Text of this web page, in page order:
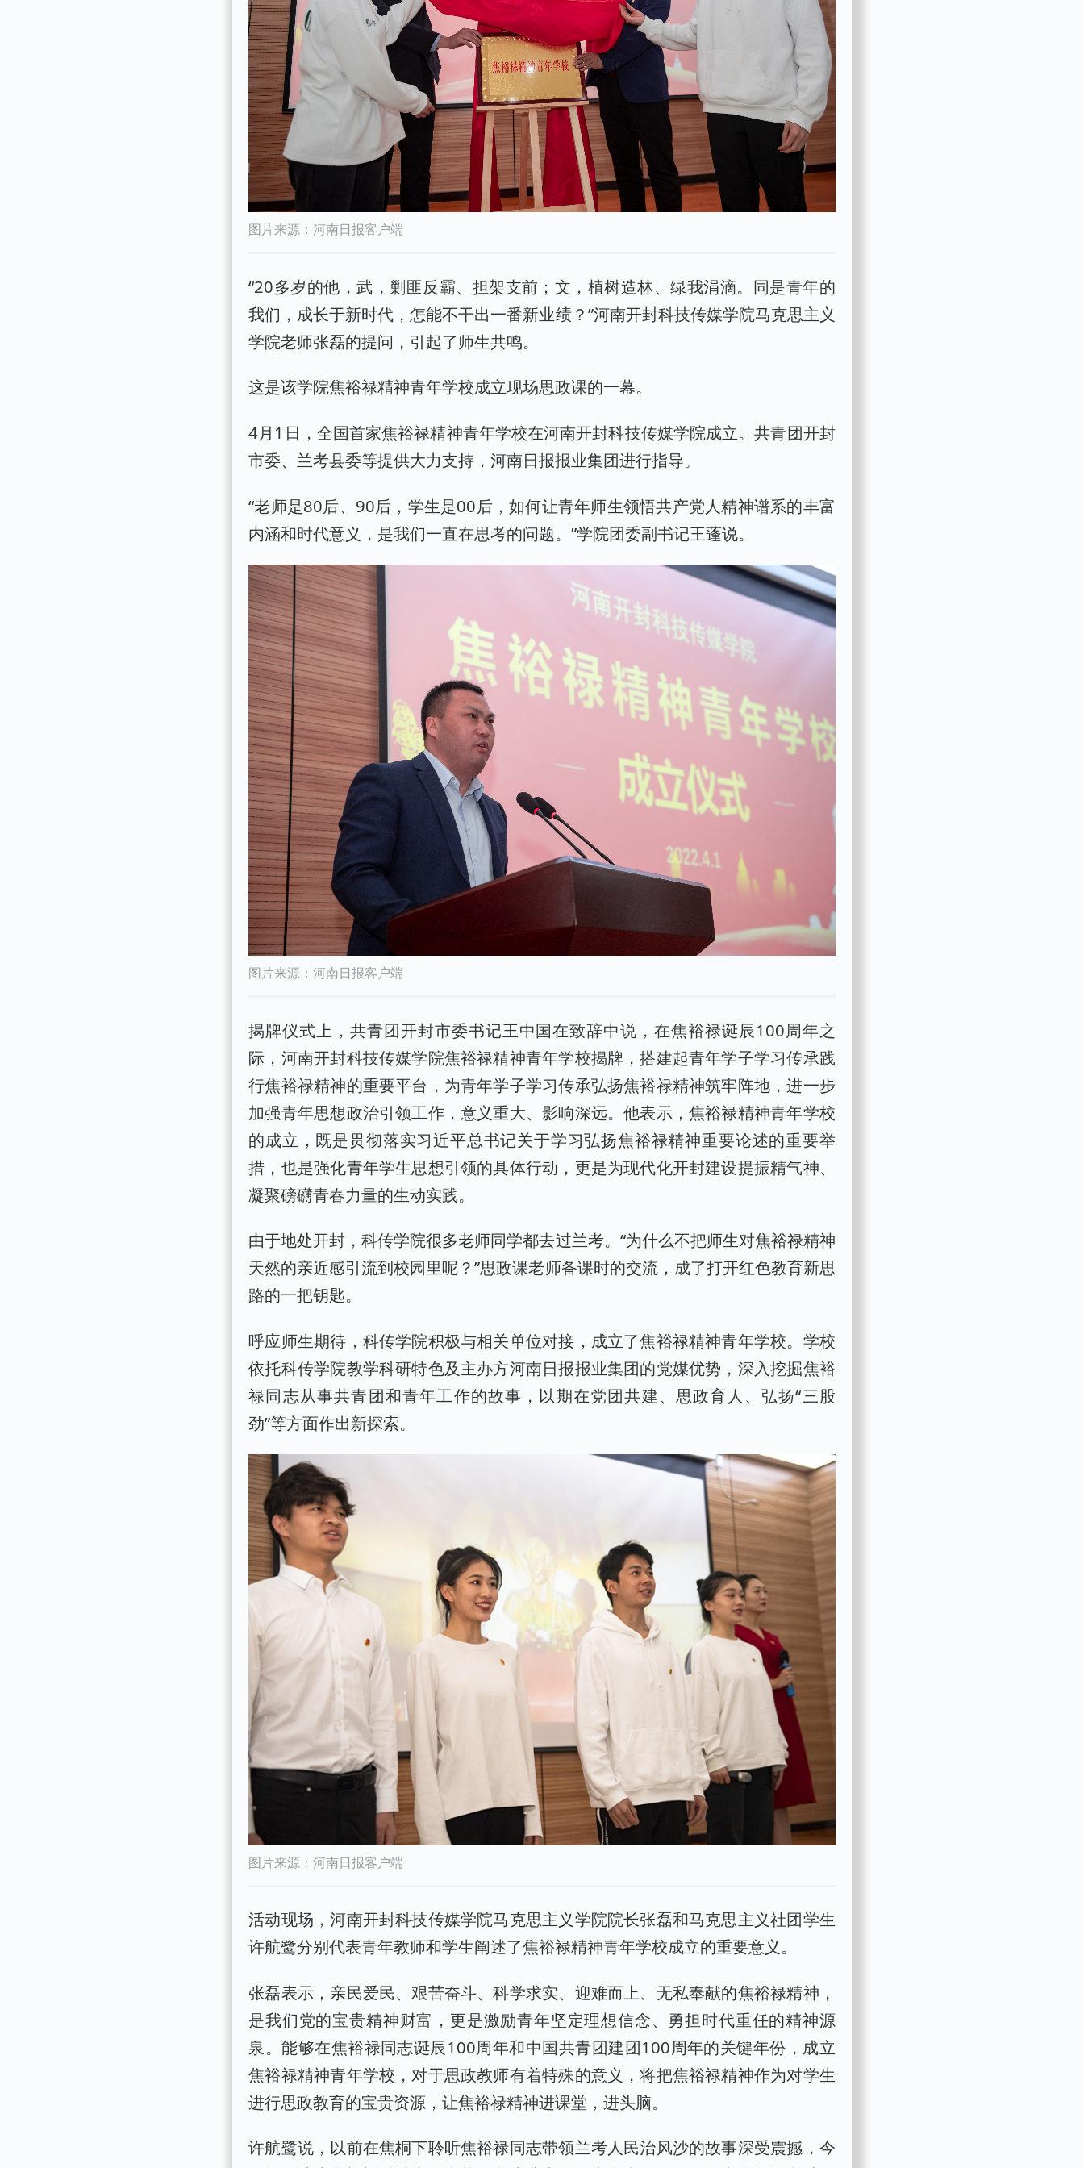
图片来源：河南日报客户端
“20多岁的他，武，剿匪反霸、担架支前；文，植树造林、绿我涓滴。同是青年的
我们，成长于新时代，怎能不干出一番新业绩？”河南开封科技传媒学院马克思主义
学院老师张磊的提问，引起了师生共鸣。
这是该学院焦裕禄精神青年学校成立现场思政课的一幕。
4月1日，全国首家焦裕禄精神青年学校在河南开封科技传媒学院成立。共青团开封
市委、兰考县委等提供大力支持，河南日报报业集团进行指导。
“老师是80后、90后，学生是00后，如何让青年师生领悟共产党人精神谱系的丰富
内涵和时代意义，是我们一直在思考的问题。”学院团委副书记王蓬说。
图片来源：河南日报客户端
揭牌仪式上，共青团开封市委书记王中国在致辞中说，在焦裕禄诞辰100周年之
际，河南开封科技传媒学院焦裕禄精神青年学校揭牌，搭建起青年学子学习传承践
行焦裕禄精神的重要平台，为青年学子学习传承弘扬焦裕禄精神筑牢阵地，进一步
加强青年思想政治引领工作，意义重大、影响深远。他表示，焦裕禄精神青年学校
的成立，既是贯彻落实习近平总书记关于学习弘扬焦裕禄精神重要论述的重要举
措，也是强化青年学生思想引领的具体行动，更是为现代化开封建设提振精气神、
凝聚磅礴青春力量的生动实践。
由于地处开封，科传学院很多老师同学都去过兰考。“为什么不把师生对焦裕禄精神
天然的亲近感引流到校园里呢？”思政课老师备课时的交流，成了打开红色教育新思
路的一把钥匙。
呼应师生期待，科传学院积极与相关单位对接，成立了焦裕禄精神青年学校。学校
依托科传学院教学科研特色及主办方河南日报报业集团的党媒优势，深入挖掘焦裕
禄同志从事共青团和青年工作的故事，以期在党团共建、思政育人、弘扬“三股
劲”等方面作出新探索。
图片来源：河南日报客户端
活动现场，河南开封科技传媒学院马克思主义学院院长张磊和马克思主义社团学生
许航鹭分别代表青年教师和学生阐述了焦裕禄精神青年学校成立的重要意义。
张磊表示，亲民爱民、艰苦奋斗、科学求实、迎难而上、无私奉献的焦裕禄精神，
是我们党的宝贵精神财富，更是激励青年坚定理想信念、勇担时代重任的精神源
泉。能够在焦裕禄同志诞辰100周年和中国共青团建团100周年的关键年份，成立
焦裕禄精神青年学校，对于思政教师有着特殊的意义，将把焦裕禄精神作为对学生
进行思政教育的宝贵资源，让焦裕禄精神进课堂，进头脑。
许航鹭说，以前在焦桐下聆听焦裕禄同志带领兰考人民治风沙的故事深受震撼，今